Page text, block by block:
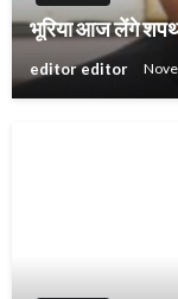
भूरिया आज लेंगे शपथ,
editor editor